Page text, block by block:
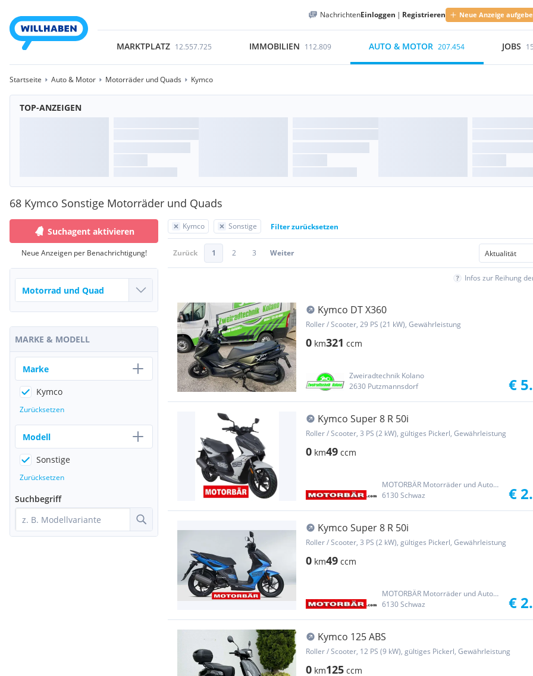
NachrichtenEinloggen | Registrieren Neue Anzeige
MARKTPLATZ 12.557.725 IMMOBILIEN 112.809 AUTO & MOTOR 207.454 JOBS
Startseite Auto & Motor Motorräder und Quads Kymco
TOP-ANZEIGEN
68 Kymco Sonstige Motorräder und Quads
Kymco Sonstige Filter zurücksetzen
Zurück 1 2 3 Weiter
Infos zur Reihung
Kymco DT X360
Roller / Scooter, 29 PS (21 kW), Gewährleistung
0 km321 ccm
Zweiradtechnik Kolano
2630 Putzmannsdorf
€
Kymco Super 8 R 50i
Roller / Scooter, 3 PS (2 kW), gültiges Pickerl, Gewährleistung
0 km49 ccm
MOTORBÄR Motorräder und Automobile Handelsgesellschaft m.b.H.
6130 Schwaz
€
Kymco Super 8 R 50i
Roller / Scooter, 3 PS (2 kW), gültiges Pickerl, Gewährleistung
0 km49 ccm
MOTORBÄR Motorräder und Automobile Handelsgesellschaft m.b.H.
6130 Schwaz
€
Kymco 125 ABS
Roller / Scooter, 12 PS (9 kW), gültiges Pickerl, Gewährleistung
0 km125 ccm
Suchagent aktivieren
Neue Anzeigen per Benachrichtigung!
MARKE & MODELL
Marke
Kymco
Zurücksetzen
Modell
Sonstige
Zurücksetzen
Suchbegriff